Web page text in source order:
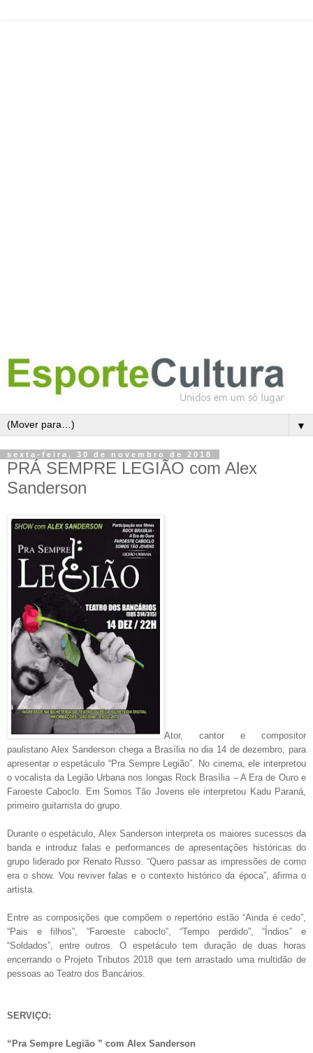
▼
sexta-feira, 30 de novembro de 2018
PRÁ SEMPRE LEGIÃO com Alex
Sanderson
Ator, cantor e compositor
paulistano Alex Sanderson chega a Brasília no dia 14 de dezembro, para
apresentar o espetáculo “Pra Sempre Legião”. No cinema, ele interpretou
o vocalista da Legião Urbana nos longas Rock Brasília – A Era de Ouro e
Faroeste Caboclo. Em Somos Tão Jovens ele interpretou Kadu Paraná,
primeiro guitarrista do grupo.
Durante o espetáculo, Alex Sanderson interpreta os maiores sucessos da
banda e introduz falas e performances de apresentações históricas do
grupo liderado por Renato Russo. “Quero passar as impressões de como
era o show. Vou reviver falas e o contexto histórico da época”, afirma o
artista.
Entre as composições que compõem o repertório estão “Ainda é cedo”,
“Pais e filhos”, “Faroeste caboclo”, “Tempo perdido”, “Índios” e
“Soldados”, entre outros. O espetáculo tem duração de duas horas
encerrando o Projeto Tributos 2018 que tem arrastado uma multidão de
pessoas ao Teatro dos Bancários.
SERVIÇO:
“Pra Sempre Legião ” com Alex Sanderson